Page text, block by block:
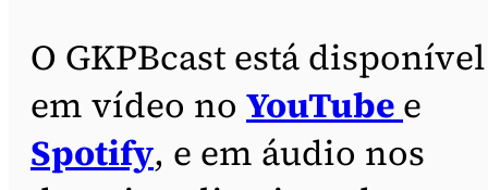
O GKPBcast está disponível
em vídeo no YouTube e
Spotify, e em áudio nos